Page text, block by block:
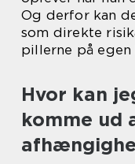
Og derfor kan
som direkte
pillerne på egen
Hvor kan
komme ud